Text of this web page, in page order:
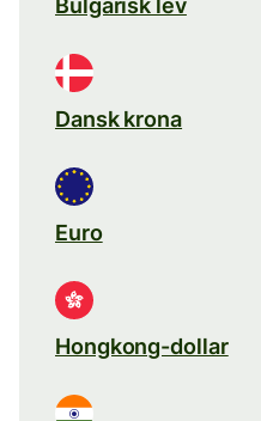
Bulgarisk lev
Dansk krona
Euro
Hongkong-dollar